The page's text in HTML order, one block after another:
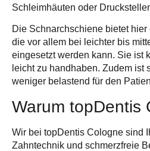
Schleimhäuten oder
Die Schnarchschiene bietet
die vor allem bei leichter bis
eingesetzt werden kann. Sie ist
leicht zu handhaben. Zudem ist
weniger belastend für den
Warum topDentis
Wir bei topDentis Cologne sind
Zahntechnik und schmerzfreie